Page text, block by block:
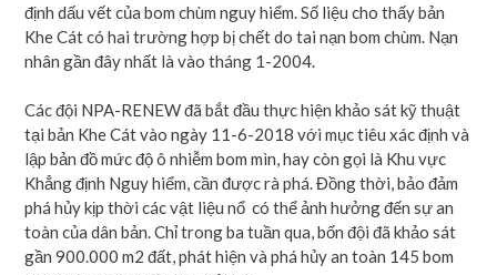
định dấu vết của bom chùm nguy hiểm. Số liệu cho thấy bản
Khe Cát có hai trường hợp bị chết do tai nạn bom chùm. Nạn
nhân gần đây nhất là vào tháng 1-2004.
Các đội NPA-RENEW đã bắt đầu thực hiện khảo sát kỹ thuật
tại bản Khe Cát vào ngày 11-6-2018 với mục tiêu xác định và
lập bản đồ mức độ ô nhiễm bom mìn, hay còn gọi là Khu vực
Khẳng định Nguy hiểm, cần được rà phá. Đồng thời, bảo đảm
phá hủy kịp thời các vật liệu nổ có thể ảnh hưởng đến sự an
toàn của dân bản. Chỉ trong ba tuần qua, bốn đội đã khảo sát
gần 900.000 m2 đất, phát hiện và phá hủy an toàn 145 bom